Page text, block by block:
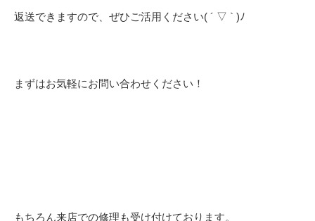
返送できますので、ぜひご活用ください( ´ ▽ ` )ﾉ
まずはお気軽にお問い合わせください！
もちろん来店での修理も受け付けております。